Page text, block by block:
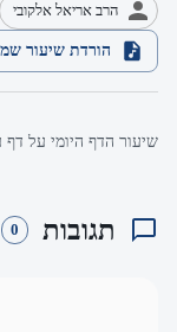
הרב אריאל אלקובי
הורדת שיעור
שיעור הדף היומי על
תגובות 0